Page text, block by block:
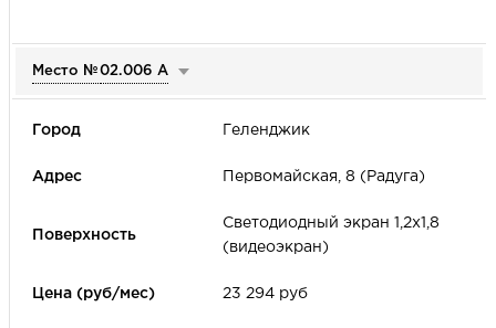
Место №02.006 А
Геленджик
Первомайская, 8 (Радуга)
Светодиодный экран 1,2х1,8
(видеоэкран)
23 294 руб